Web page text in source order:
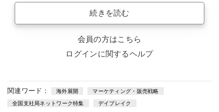
続きを読む
会員の方はこちら
ログインに関するヘルプ
関連ワード： 海外展開 マーケティング・販売戦略
全国支社局ネットワーク特集 デイブレイク